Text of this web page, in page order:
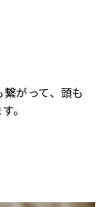
がって、頭も
。